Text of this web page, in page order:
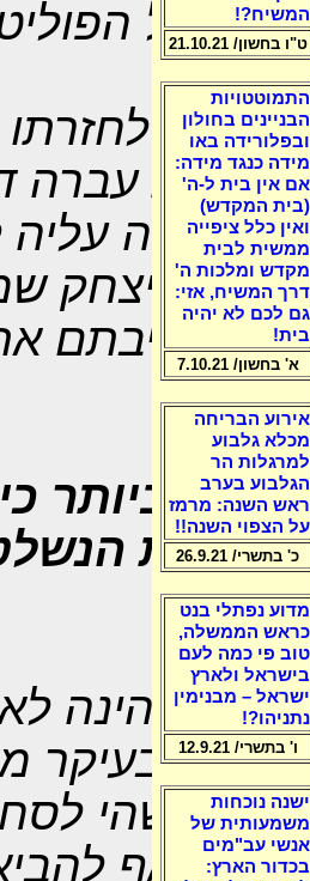
של
לחזרתו
עברה
פרשה עליה
או יצחק
אחרי עזיבתם
ביותר
ישראל הינה
ובעיקר
כלשהי
ואף
המשיח?!
ט"ו בחשון/ 21.10.21
התמוטטויות
הבניינים בחולון
ובפלורידה באו
מידה כנגד מידה:
אם אין בית ל-ה'
(בית המקדש)
ואין כלל ציפייה
ממשית לבית
מקדש ומלכות ה'
דרך המשיח, אזי:
גם לכם לא יהיה
בית!
א' בחשון/ 7.10.21
אירוע הבריחה
מכלא גלבוע
למרגלות הר
הגלבוע בערב
ראש השנה: מרמז
על הצפוי השנה!!
כ' בתשרי/ 26.9.21
מדוע נפתלי בנט
כראש הממשלה,
טוב פי כמה לעם
בישראל ולארץ
ישראל – מבנימין
נתניהו?!
ו' בתשרי/ 12.9.21
ישנה נוכחות
משמעותית של
אנשי עב"מים
בכדור הארץ: